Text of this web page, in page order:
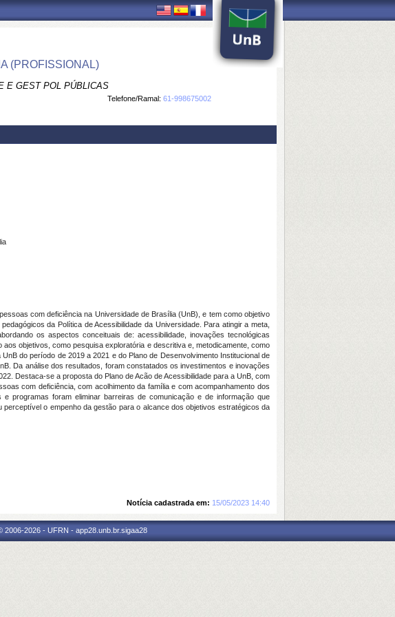
(PROFISSIONAL)
E GEST POL PÚBLICAS
Telefone/Ramal: 61-998675002
com deficiência na Universidade de Brasília (UnB), e tem como objetivo
da Política de Acessibilidade da Universidade. Para atingir a meta,
os aspectos conceituais de: acessibilidade, inovações tecnológicas
objetivos, como pesquisa exploratória e descritiva e, metodicamente, como
do período de 2019 a 2021 e do Plano de Desenvolvimento Institucional de
Da análise dos resultados, foram constatados os investimentos e inovações
Destaca-se a proposta do Plano de Acão de Acessibilidade para a UnB, com
com deficiência, com acolhimento da família e com acompanhamento dos
programas foram eliminar barreiras de comunicação e de informação que
o empenho da gestão para o alcance dos objetivos estratégicos da
Notícia cadastrada em: 15/05/2023 14:40
2026 - UFRN - app28.unb.br.sigaa28